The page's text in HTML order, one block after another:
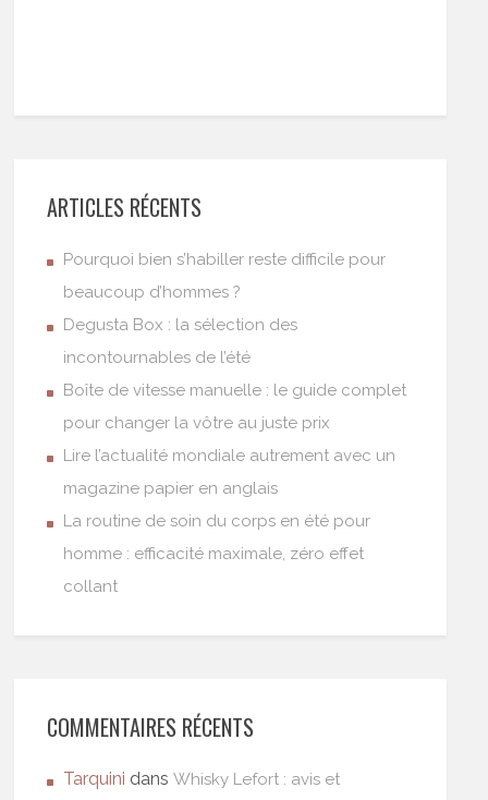
ARTICLES RÉCENTS
Pourquoi bien s’habiller reste difficile pour
beaucoup d’hommes ?
Degusta Box : la sélection des
incontournables de l’été
Boîte de vitesse manuelle : le guide complet
pour changer la vôtre au juste prix
Lire l’actualité mondiale autrement avec un
magazine papier en anglais
La routine de soin du corps en été pour
homme : efficacité maximale, zéro effet
collant
COMMENTAIRES RÉCENTS
Tarquini dansWhisky Lefort : avis et